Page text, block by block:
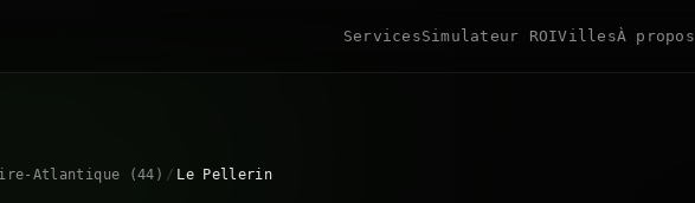
ServicesSimulateur ROIVillesÀ propos
Atlantique (44) / Le Pellerin